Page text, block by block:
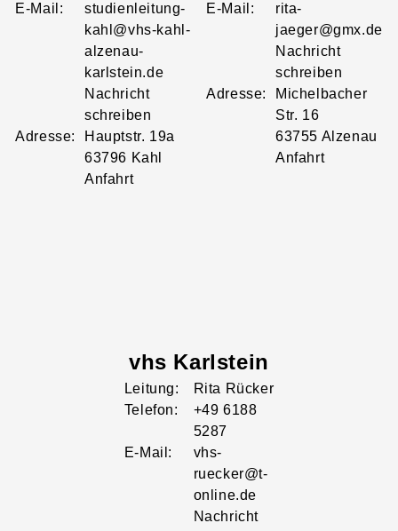
E-Mail:
studienleitung-
kahl@vhs-kahl-
alzenau-
karlstein.de
Nachricht
schreiben
Adresse:
Hauptstr. 19a
63796 Kahl
Anfahrt
E-Mail:
rita-
jaeger@gmx.de
Nachricht
schreiben
Adresse:
Michelbacher
Str. 16
63755 Alzenau
Anfahrt
vhs Karlstein
Leitung: Rita Rücker
Telefon:
+49 6188
5287
E-Mail:
vhs-
ruecker@t-
online.de
Nachricht